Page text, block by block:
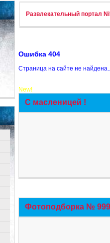
Развлекательный портал
Ошибка 404
Страница на сайте не
New!
С масленицей !
Фотоподборка №